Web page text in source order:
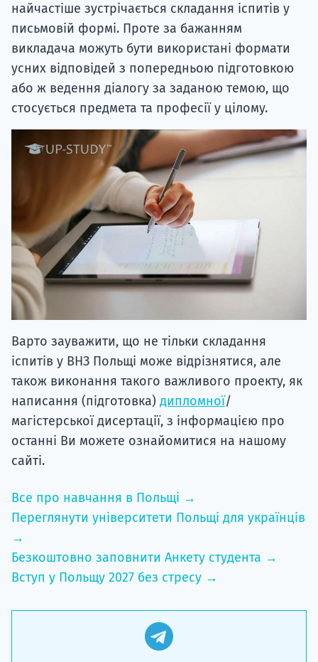
найчастіше зустрічається складання іспитів у
письмовій формі. Проте за бажанням
викладача можуть бути використані формати
усних відповідей з попередньою підготовкою
або ж ведення діалогу за заданою темою, що
стосується предмета та професії у цілому.
Варто зауважити, що не тільки складання
іспитів у ВНЗ Польщі може відрізнятися, але
також виконання такого важливого проекту, як
написання (підготовка) дипломної/
магістерської дисертації, з інформацією про
останні Ви можете ознайомитися на нашому
сайті.
Все про навчання в Польщі →
Переглянути університети Польщі для українців
→
Безкоштовно заповнити Анкету студента →
Вступ у Польщу 2027 без стресу →